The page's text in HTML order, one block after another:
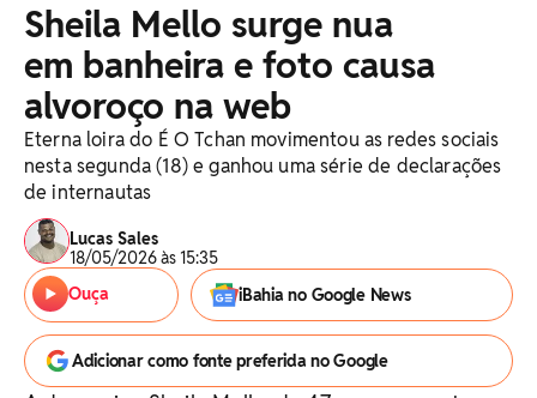
Sheila Mello surge nua
em banheira e foto causa
alvoroço na web
Eterna loira do É O Tchan movimentou as redes sociais
nesta segunda (18) e ganhou uma série de declarações
de internautas
Lucas Sales
18/05/2026 às 15:35
Ouça
iBahia no Google News
Adicionar como fonte preferida no Google